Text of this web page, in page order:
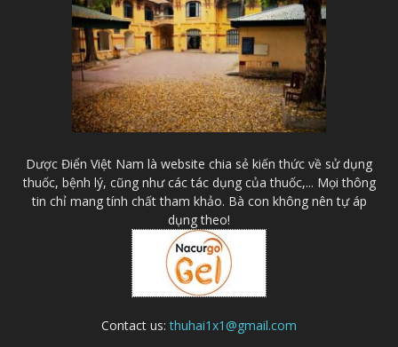
Dược Điển Việt Nam là website chia sẻ kiến thức về sử dụng
thuốc, bệnh lý, cũng như các tác dụng của thuốc,... Mọi thông
tin chỉ mang tính chất tham khảo. Bà con không nên tự áp
dụng theo!
Contact us:thuhai1x1@gmail.com